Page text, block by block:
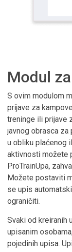
Modul
S ovim modulom
prijave za
treninge ili prijave
javnog obrasca za
u obliku plaćenog
aktivnosti možete
ProTrainUpa,
Možete postaviti
se upis
ograničiti.
Svaki od kreiranih
upisanim
pojedinih upisa.